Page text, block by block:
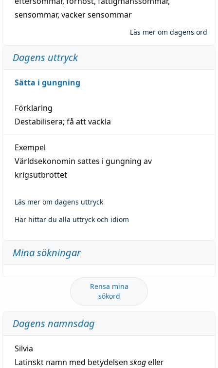
sensommar, vacker sensommar
Läs mer om dagens ord
Dagens uttryck
Sätta i gungning
Förklaring
Destabilisera; få att vackla
Exempel
Världsekonomin sattes i gungning av
krigsutbrottet
Läs mer om dagens uttryck
Här hittar du alla uttryck och idiom
Mina sökningar
Rensa mina
sökord
Dagens namnsdag
Silvia
Latinskt namn med betydelsen skogeller